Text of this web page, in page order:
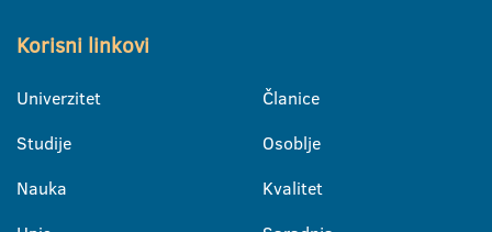
Korisni linkovi
Univerzitet
Studije
Nauka
Članice
Osoblje
Kvalitet